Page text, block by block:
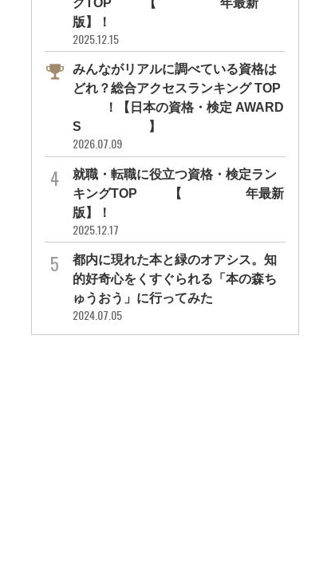
版】！
2025.12.15
みんながリアルに調べている資格は
どれ？総合アクセスランキング TOP
10！【日本の資格・検定 AWARD
S 2026】
2026.07.09
就職・転職に役立つ資格・検定ラン
キングTOP30【2026年最新
版】！
2025.12.17
都内に現れた本と緑のオアシス。知
的好奇心をくすぐられる「本の森ち
ゅうおう」に行ってみた
2024.07.05